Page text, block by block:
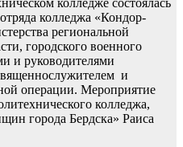
колледже состоялась
колледжа «Кондор-
региональной
городского военного
и руководителями
и
операции. Мероприятие
колледжа,
города Бердска» Раиса